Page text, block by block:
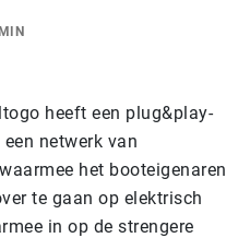
heeft een plug&play-
netwerk van
het booteigenaren
te gaan op elektrisch
in op de strengere